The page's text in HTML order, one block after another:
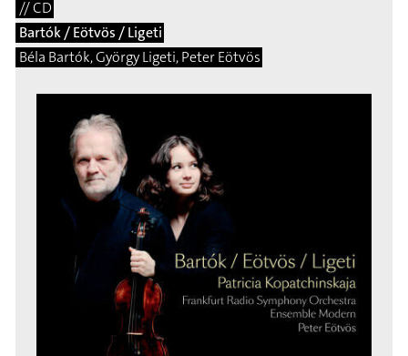
// CD
Bartók / Eötvös / Ligeti
Béla Bartók, György Ligeti, Peter Eötvös